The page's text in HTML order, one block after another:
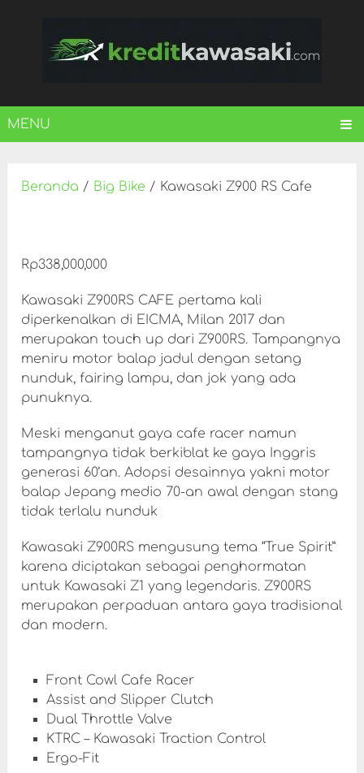
MENU
Beranda / Big Bike / Kawasaki Z900 RS Cafe
Rp338,000,000
Kawasaki Z900RS CAFE pertama kali
diperkenalkan di EICMA, Milan 2017 dan
merupakan touch up dari Z900RS. Tampangnya
meniru motor balap jadul dengan setang
nunduk, fairing lampu, dan jok yang ada
punuknya.
Meski menganut gaya cafe racer namun
tampangnya tidak berkiblat ke gaya Inggris
generasi 60’an. Adopsi desainnya yakni motor
balap Jepang medio 70-an awal dengan stang
tidak terlalu nunduk
Kawasaki Z900RS mengusung tema “True Spirit”
karena diciptakan sebagai penghormatan
untuk Kawasaki Z1 yang legendaris. Z900RS
merupakan perpaduan antara gaya tradisional
dan modern.
Front Cowl Cafe Racer
Assist and Slipper Clutch
Dual Throttle Valve
KTRC – Kawasaki Traction Control
Ergo-Fit